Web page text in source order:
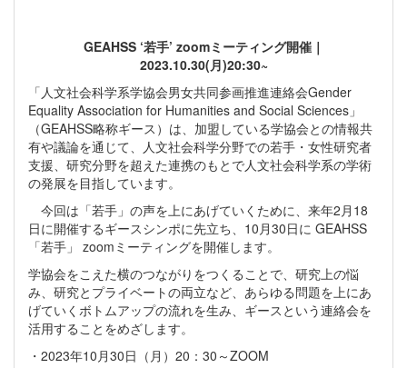
GEAHSS ‘若手’ zoomミーティング開催｜
2023.10.30(月)20:30~
「人文社会科学系学協会男女共同参画推進連絡会Gender
Equality Association for Humanities and Social Sciences」
（GEAHSS略称ギース）は、加盟している学協会との情報共
有や議論を通じて、人文社会科学分野での若手・女性研究者
支援、研究分野を超えた連携のもとで人文社会科学系の学術
の発展を目指しています。
今回は「若手」の声を上にあげていくために、来年2月18
日に開催するギースシンポに先立ち、10月30日に GEAHSS
「若手」 zoomミーティングを開催します。
学協会をこえた横のつながりをつくることで、研究上の悩
み、研究とプライベートの両立など、あらゆる問題を上にあ
げていくボトムアップの流れを生み、ギースという連絡会を
活用することをめざします。
・2023年10月30日（月）20：30～ZOOM